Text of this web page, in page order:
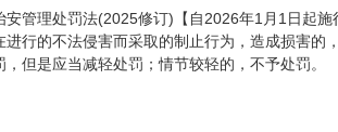
管理处罚法(2025修订)【自2026年1月1日起施
行的不法侵害而采取的制止行为，造成损害的
但是应当减轻处罚；情节较轻的，不予处罚。